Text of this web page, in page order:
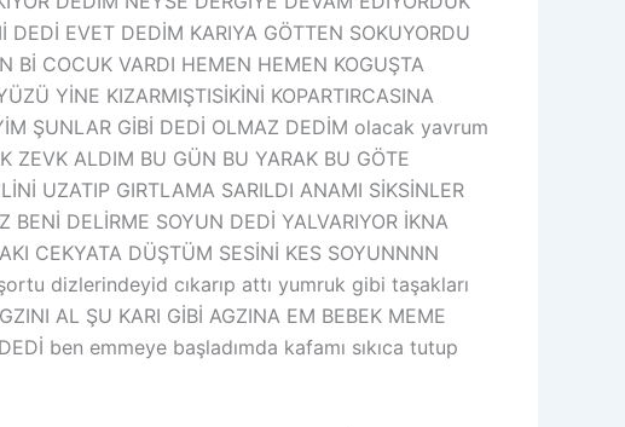
EVET DEDİM KARIYA GÖTTEN SOKUYORDU
Bİ COCUK VARDI HEMEN HEMEN KOGUŞTA
YİNE KIZARMIŞTISİKİNİ KOPARTIRCASINA
ŞUNLAR GİBİ DEDİ OLMAZ DEDİM olacak yavrum
ALDIM BU GÜN BU YARAK BU GÖTE
UZATIP GIRTLAMA SARILDI ANAMI SİKSİNLER
DELİRME SOYUN DEDİ YALVARIYOR İKNA
CEKYATA DÜŞTÜM SESİNİ KES SOYUNNNN
dizlerindeyid cıkarıp attı yumruk gibi taşakları
AL ŞU KARI GİBİ AGZINA EM BEBEK MEME
ben emmeye başladımda kafamı sıkıca tutup